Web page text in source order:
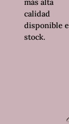
más alta
calidad
disponible
stock.